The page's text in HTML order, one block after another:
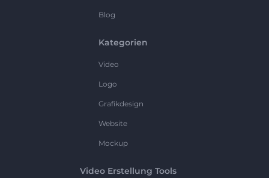
Blog
Kategorien
Video
Logo
Grafikdesign
Website
Mockup
Video Erstellung Tools